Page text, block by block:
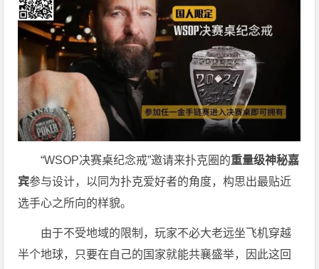
“WSOP决赛桌纪念戒”邀请来扑克圈的重量级神秘嘉
宾参与设计，以同为扑克爱好者的角度，构思出最贴近
选手心之所向的样貌。
由于不受地域的限制，玩家不必大老远坐飞机穿越
半个地球，只要在自己的国家就能共襄盛举，因此这回